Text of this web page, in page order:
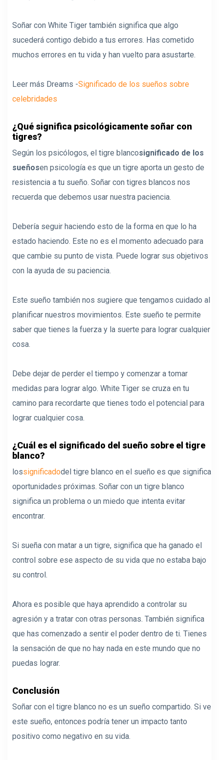
Soñar con White Tiger también significa que algo
sucederá contigo debido a tus errores. Has cometido
muchos errores en tu vida y han vuelto para asustarte.
Leer más Dreams -Significado de los sueños sobre
celebridades
¿Qué significa psicológicamente soñar con
tigres?
Según los psicólogos, el tigre blancosignificado de los
sueñosen psicología es que un tigre aporta un gesto de
resistencia a tu sueño. Soñar con tigres blancos nos
recuerda que debemos usar nuestra paciencia.
Debería seguir haciendo esto de la forma en que lo ha
estado haciendo. Este no es el momento adecuado para
que cambie su punto de vista. Puede lograr sus objetivos
con la ayuda de su paciencia.
Este sueño también nos sugiere que tengamos cuidado al
planificar nuestros movimientos. Este sueño te permite
saber que tienes la fuerza y ​​la suerte para lograr cualquier
cosa.
Debe dejar de perder el tiempo y comenzar a tomar
medidas para lograr algo. White Tiger se cruza en tu
camino para recordarte que tienes todo el potencial para
lograr cualquier cosa.
¿Cuál es el significado del sueño sobre el tigre
blanco?
lossignificadodel tigre blanco en el sueño es que significa
oportunidades próximas. Soñar con un tigre blanco
significa un problema o un miedo que intenta evitar
encontrar.
Si sueña con matar a un tigre, significa que ha ganado el
control sobre ese aspecto de su vida que no estaba bajo
su control.
Ahora es posible que haya aprendido a controlar su
agresión y a tratar con otras personas. También significa
que has comenzado a sentir el poder dentro de ti. Tienes
la sensación de que no hay nada en este mundo que no
puedas lograr.
Conclusión
Soñar con el tigre blanco no es un sueño compartido. Si ve
este sueño, entonces podría tener un impacto tanto
positivo como negativo en su vida.